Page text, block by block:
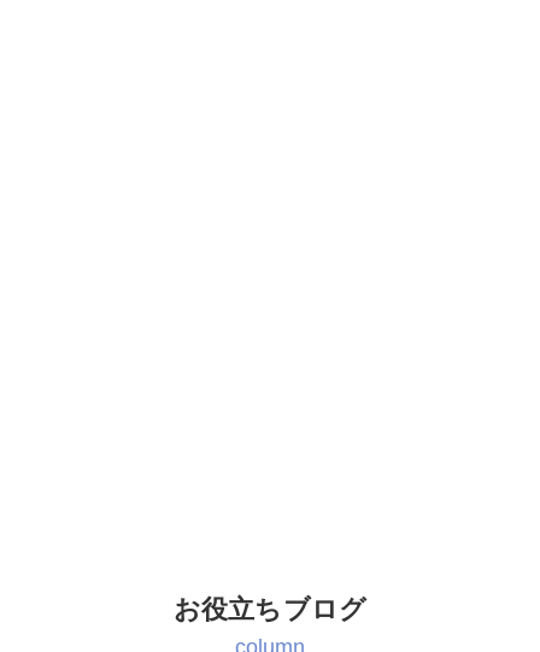
お役立ちブログ
column